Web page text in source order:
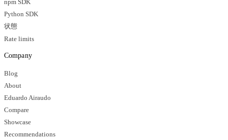
npm SDK
Python SDK
状態
Rate limits
Company
Blog
About
Eduardo Airaudo
Compare
Showcase
Recommendations